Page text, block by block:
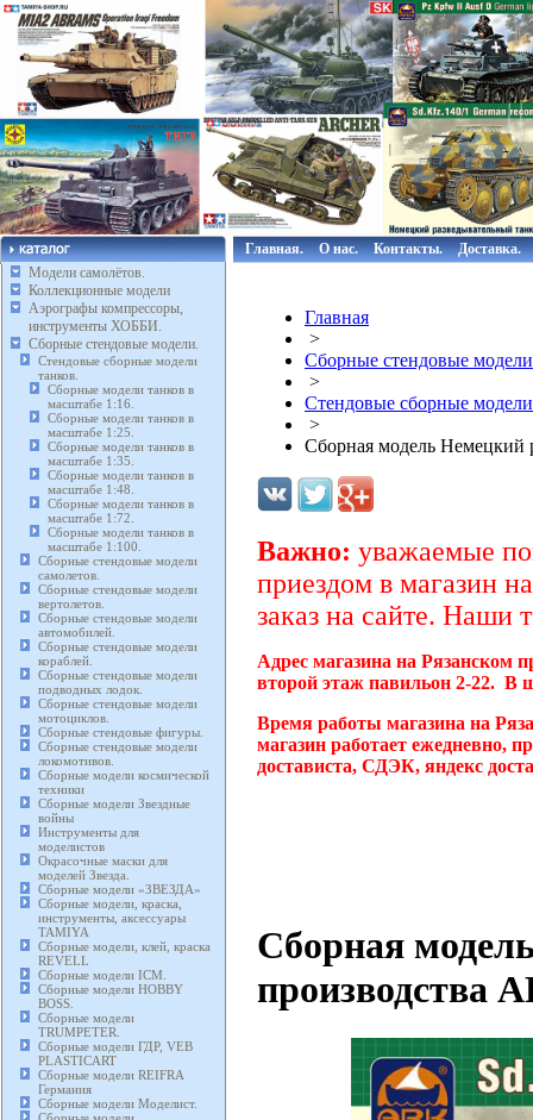
Модели самолётов.
Коллекционные модели
Аэрографы компрессоры,
инструменты ХОББИ.
Сборные стендовые модели.
Стендовые сборные модели
танков.
Сборные модели танков в
масштабе 1:16.
Сборные модели танков в
масштабе 1:25.
Сборные модели танков в
масштабе 1:35.
Сборные модели танков в
масштабе 1:48.
Сборные модели танков в
масштабе 1:72.
Сборные модели танков в
масштабе 1:100.
Сборные стендовые модели
самолетов.
Сборные стендовые модели
вертолетов.
Сборные стендовые модели
автомобилей.
Сборные стендовые модели
кораблей.
Сборные стендовые модели
подводных лодок.
Сборные стендовые модели
мотоциклов.
Сборные стендовые фигуры.
Сборные стендовые модели
локомотивов.
Сборные модели космической
техники
Сборные модели Звездные
войны
Инструменты для
моделистов
Окрасочные маски для
моделей Звезда.
Сборные модели «ЗВЕЗДА»
Сборные модели, краска,
инструменты, аксессуары
TAMIYA
Сборные модели, клей, краска
REVELL
Сборные модели ICM.
Сборные модели HOBBY
BOSS.
Сборные модели
TRUMPETER.
Сборные модели ГДР, VEB
PLASTICART
Сборные модели REIFRA
Германия
Сборные модели Моделист.
Главная. О нас. Контакты. Доставка.
Главная
>
Сборные стендовые
>
Стендовые сборные
>
Сборная модель Немецкий
Важно: уважаемые
приездом в магазин
заказ на сайте. Наши
Адрес магазина на Рязанском
второй этаж павильон 2-22. В
Время работы магазина на
магазин работает ежедневно,
достависта, СДЭК, яндекс
Сборная
производства